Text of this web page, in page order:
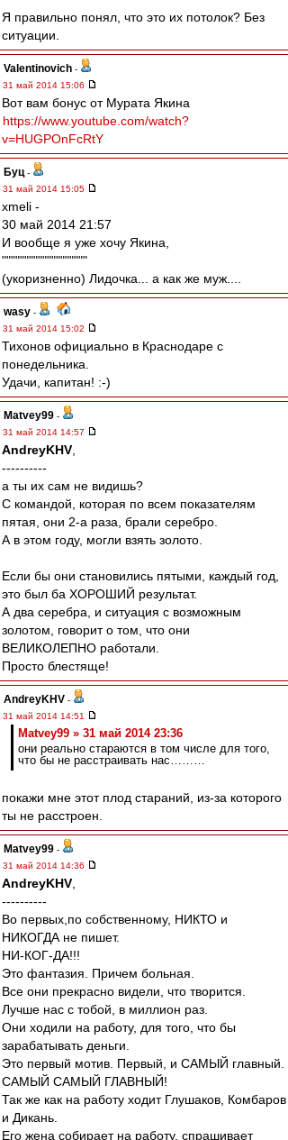
Я правильно понял, что это их потолок? Без
ситуации.
Valentinovich -
31 май 2014 15:06
Вот вам бонус от Мурата Якина
https://www.youtube.com/watch?
v=HUGPOnFcRtY
Буц -
31 май 2014 15:05
xmeli -
30 май 2014 21:57
И вообще я уже хочу Якина,
"""""""""""""""""""
(укоризненно) Лидочка... а как же муж....
wasy -
31 май 2014 15:02
Тихонов официально в Краснодаре с
понедельника.
Удачи, капитан! :-)
Matvey99 -
31 май 2014 14:57
AndreyKHV
----------
а ты их сам не видишь?
С командой, которая по всем показателям
пятая, они 2-а раза, брали серебро.
А в этом году, могли взять золото.
Если бы они становились пятыми, каждый год,
это был ба ХОРОШИЙ результат.
А два серебра, и ситуация с возможным
золотом, говорит о том, что они
ВЕЛИКОЛЕПНО работали.
Просто блестяще!
AndreyKHV -
31 май 2014 14:51
Matvey99 » 31 май 2014 23:36
они реально стараются в том числе для того,
что бы не расстраивать нас………
покажи мне этот плод стараний, из-за которого
ты не расстроен.
Matvey99 -
31 май 2014 14:36
AndreyKHV
----------
Во первых,по собственному, НИКТО и
НИКОГДА не пишет.
НИ-КОГ-ДА!!!
Это фантазия. Причем больная.
Все они прекрасно видели, что творится.
Лучше нас с тобой, в миллион раз.
Они ходили на работу, для того, что бы
зарабатывать деньги.
Это первый мотив. Первый, и САМЫЙ главный.
САМЫЙ САМЫЙ ГЛАВНЫЙ!
Так же как на работу ходит Глушаков, Комбаров
и Дикань.
Его жена собирает на работу, спрашивает